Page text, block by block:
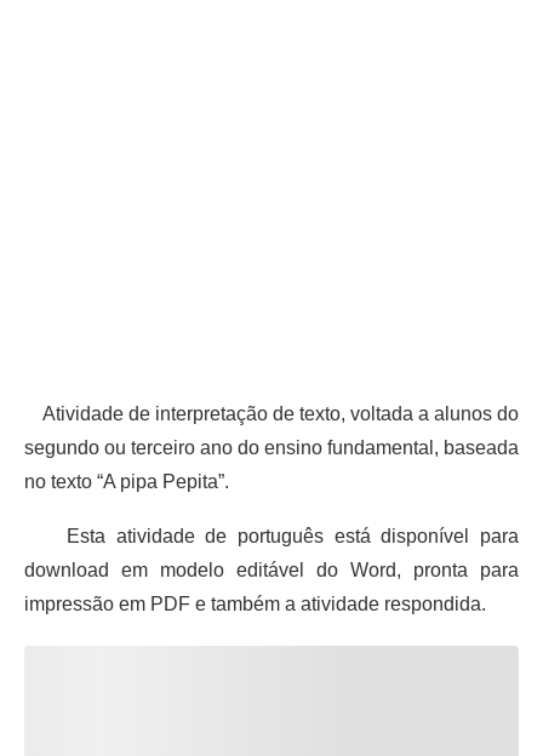
Atividade de interpretação de texto, voltada a alunos do
segundo ou terceiro ano do ensino fundamental, baseada
no texto “A pipa Pepita”.
Esta atividade de português está disponível para
download em modelo editável do Word, pronta para
impressão em PDF e também a atividade respondida.